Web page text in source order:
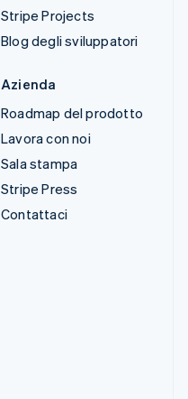
Stripe Projects
Blog degli sviluppatori
Azienda
Roadmap del prodotto
Lavora con noi
Sala stampa
Stripe Press
Contattaci